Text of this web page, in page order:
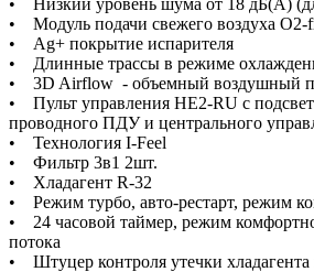
• Модуль подачи свежего воздуха O2-
• Ag+ покрытие испарителя
• Длинные трассы в режиме
• 3D Airflow - объемный воздушный
• Пульт управления HE2-RU с
проводного ПДУ и центрального
• Технология I-Feel
• Фильтр 3в1 2шт.
• Хладагент R-32
• Режим турбо, авто-рестарт, режим
• 24 часовой таймер, режим
потока
• Штуцер контроля утечки хладагента